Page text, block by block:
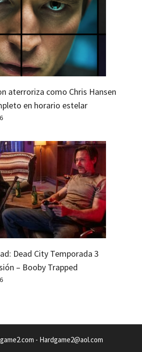
aterroriza como Chris Hansen
en horario estelar
Dead City Temporada 3
– Booby Trapped
- Hardgame2@aol.com